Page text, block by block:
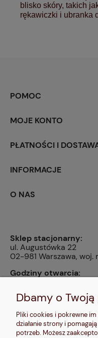
blisko skóry, takich
rękawiczki i ubranka
POMOC
MOJE KONTO
PŁATNOŚCI I
INFORMACJE
O NAS
Sklep stacjonarny:
ul. Augustówka 22
02-981 Warszawa, woj.
Godziny otwarcia:
13:00, nd: nieczynne
604 680 566,
kontakt@makalele.pl;
Dbamy o
Pliki cookies i pokrewne
działanie strony i
potrzeb. Możesz